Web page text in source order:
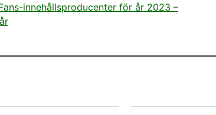
innehållsproducenter för år 2023 –